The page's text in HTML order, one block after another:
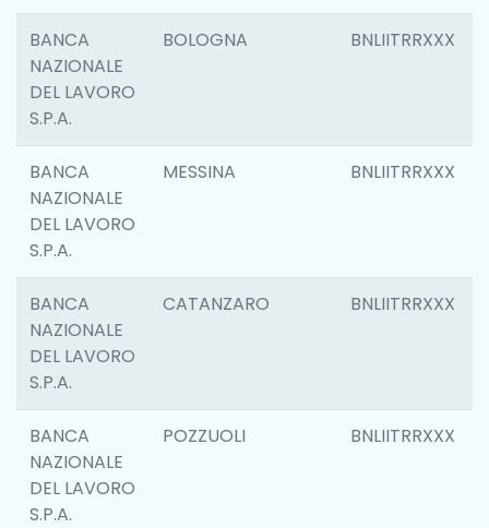
BANCA
NAZIONALE
DEL LAVORO
S.P.A.
BOLOGNA BNLIITRRXXX
BANCA
NAZIONALE
DEL LAVORO
S.P.A.
MESSINA BNLIITRRXXX
BANCA
NAZIONALE
DEL LAVORO
S.P.A.
CATANZARO BNLIITRRXXX
BANCA
NAZIONALE
DEL LAVORO
S.P.A.
POZZUOLI BNLIITRRXXX